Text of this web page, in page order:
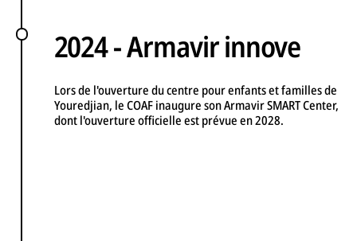
2024 - Armavir innove
Lors de l'ouverture du centre pour enfants et familles de
Youredjian, le COAF inaugure son Armavir SMART Center,
dont l'ouverture officielle est prévue en 2028.